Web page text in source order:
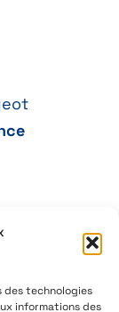
des technologies
informations des